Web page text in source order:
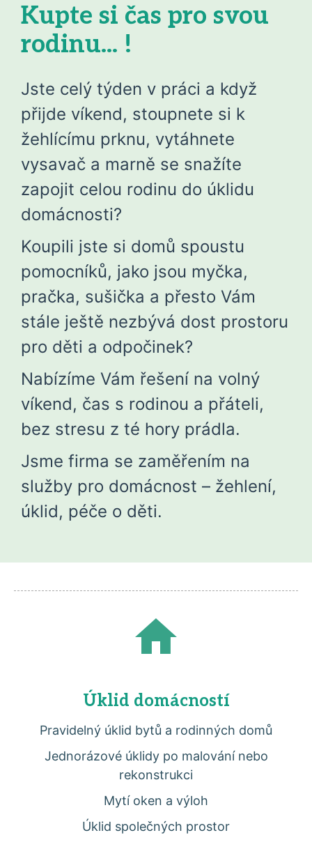
Kupte si čas pro svou
rodinu... !
Jste celý týden v práci a když
přijde víkend, stoupnete si k
žehlícímu prknu, vytáhnete
vysavač a marně se snažíte
zapojit celou rodinu do úklidu
domácnosti?
Koupili jste si domů spoustu
pomocníků, jako jsou myčka,
pračka, sušička a přesto Vám
stále ještě nezbývá dost prostoru
pro děti a odpočinek?
Nabízíme Vám řešení na volný
víkend, čas s rodinou a přáteli,
bez stresu z té hory prádla.
Jsme firma se zaměřením na
služby pro domácnost – žehlení,
úklid, péče o děti.
Úklid domácností
Pravidelný úklid bytů a rodinných domů
Jednorázové úklidy po malování nebo
rekonstrukci
Mytí oken a výloh
Úklid společných prostor